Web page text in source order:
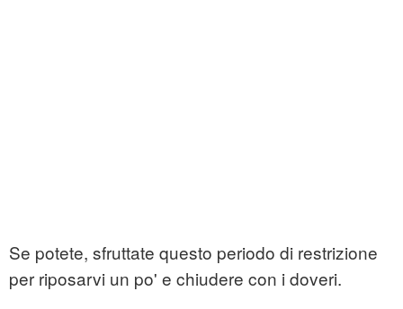
Se potete, sfruttate questo periodo di restrizione
per riposarvi un po' e chiudere con i doveri.